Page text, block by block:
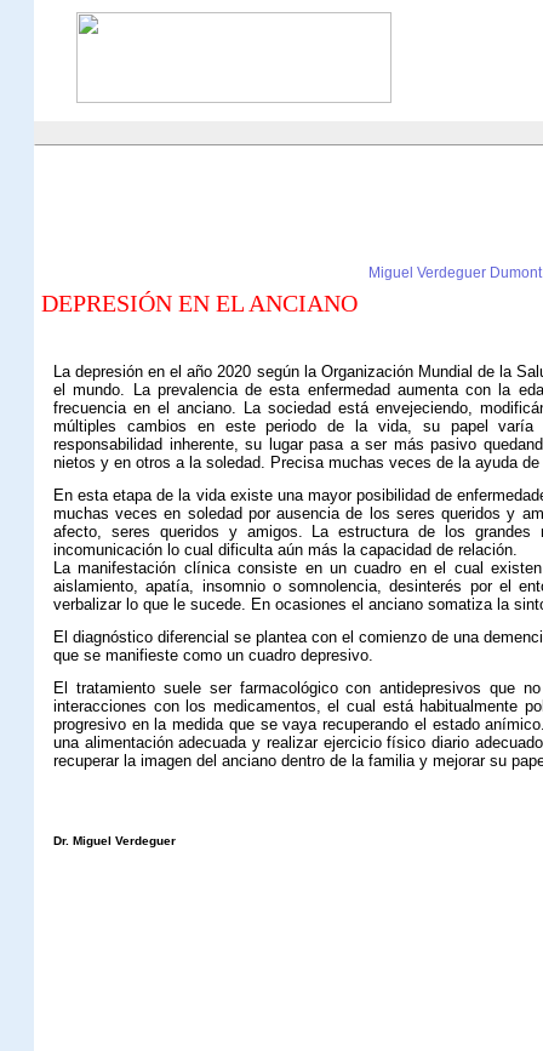
Miguel Verdeguer Dumont
DEPRESIÓN EN EL ANCIANO
La depresión en el año 2020 según la Organización Mundial de la
el mundo. La prevalencia de esta enfermedad aumenta con la
frecuencia en el anciano. La sociedad está envejeciendo,
múltiples cambios en este periodo de la vida, su papel
responsabilidad inherente, su lugar pasa a ser más pasivo
nietos y en otros a la soledad. Precisa muchas veces de la ayuda
En esta etapa de la vida existe una mayor posibilidad de
muchas veces en soledad por ausencia de los seres queridos y
afecto, seres queridos y amigos. La estructura de los
incomunicación lo cual dificulta aún más la capacidad de relación.
La manifestación clínica consiste en un cuadro en el cual
aislamiento, apatía, insomnio o somnolencia, desinterés por el
verbalizar lo que le sucede. En ocasiones el anciano somatiza la
El diagnóstico diferencial se plantea con el comienzo de una
que se manifieste como un cuadro depresivo.
El tratamiento suele ser farmacológico con antidepresivos que
interacciones con los medicamentos, el cual está habitualmente
progresivo en la medida que se vaya recuperando el estado
una alimentación adecuada y realizar ejercicio físico diario
recuperar la imagen del anciano dentro de la familia y mejorar su
Dr. Miguel Verdeguer